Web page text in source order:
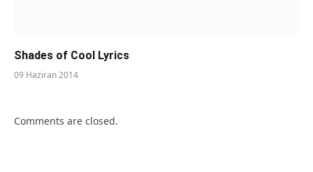
Shades of Cool Lyrics
09 Haziran 2014
Comments are closed.